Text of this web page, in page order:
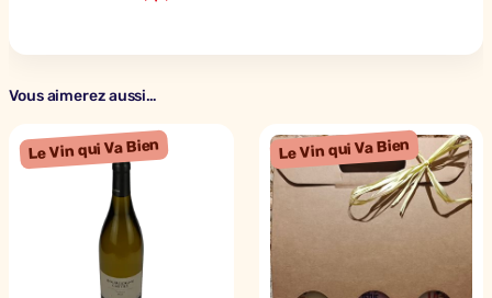
o
Vous aimerez aussi…